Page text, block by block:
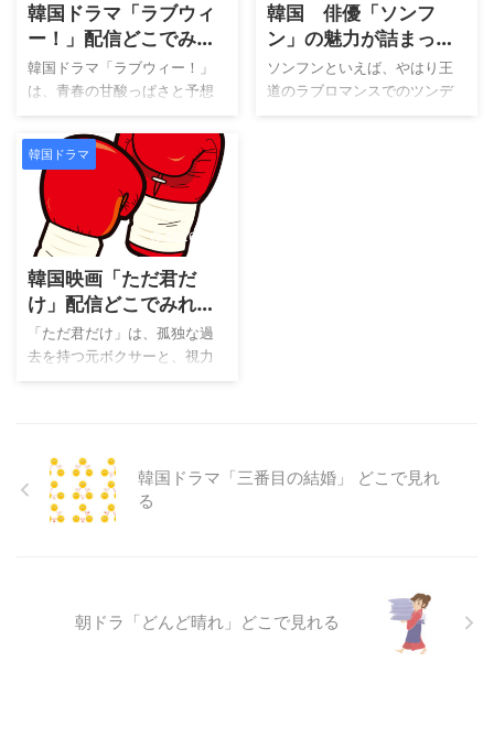
れ、都を追われることになり
ます。失意の中、彼は放浪の
旅に出ますが、そこで出会っ
た人々との交流を通じて、新
たな道を模索していきます。
知りたい！ 韓国ドラマ「朝鮮
心医ユ・セプン」について知
りたい！ どんなキャストが出
演しているか知りたい！ とい
う ...
になった青年ジョンウ。彼が
失われた記憶と事件の真相に
は、ドイツで人気を博した小
韓国ドラマ「ラブウィ
ー！」配信どこでみれ
る？
韓国ドラマ「ラブウィー！」
は、青春の甘酸っぱさと予想
外の緊迫感が同居する学園ラ
ブロマンスです。物語の始ま
りは、女子高生ダウンがソウ
ルへ引っ越してきた日。偶然
同じエレベーターに乗り合わ
せたスンヒュとの出会いが、
彼女の運命を大きく変えてい
きます。一目惚れというきら
めく感情から始まる恋は、時
に見る方を胸キュンさせ、時
に息をのむほどの衝撃へと変
わります。 スンヒュとの距離
た。仲間内の険悪な空気、同
居するウンハという少女の存
在、そして過去 ...
韓国 俳優「ソンフ
ン」の魅力が詰まった7
つの名作ドラマ！U-
NEXTで一気見したく
なる作品を厳選紹介
ソンフンといえば、やはり王
道のラブロマンスでのツンデ
レ演技。見た目のクールさと
共に成長していく姿が印象的
韓国ドラマ
2026/7/22
韓国映画「ただ君だ
け」配信どこでみれ
る？キャスト・あらす
じ・感想まとめ
「ただ君だけ」は、孤独な過
去を持つ元ボクサーと、視力
を失った女性の出会いを描い
目が見えないながらも前向き
に生きるジョンファ。 偶然の
出会いから始まったふたりの
ン・ヒョジュ。 特にソ・ジソ
ブの抑えた感情表現と、ハ
韓国ドラマ「三番目の結婚」 どこで見れ
る
朝ドラ「どんど晴れ」どこで見れる